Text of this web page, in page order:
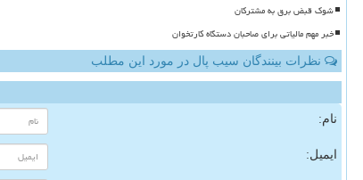
شوک قبض برق به مشترکان
خبر مهم مالیاتی برای صاحبان دستگاه کارتخوان
نظرات بینندگان سیب پال در مورد این مطلب
نام:
ایمیل: